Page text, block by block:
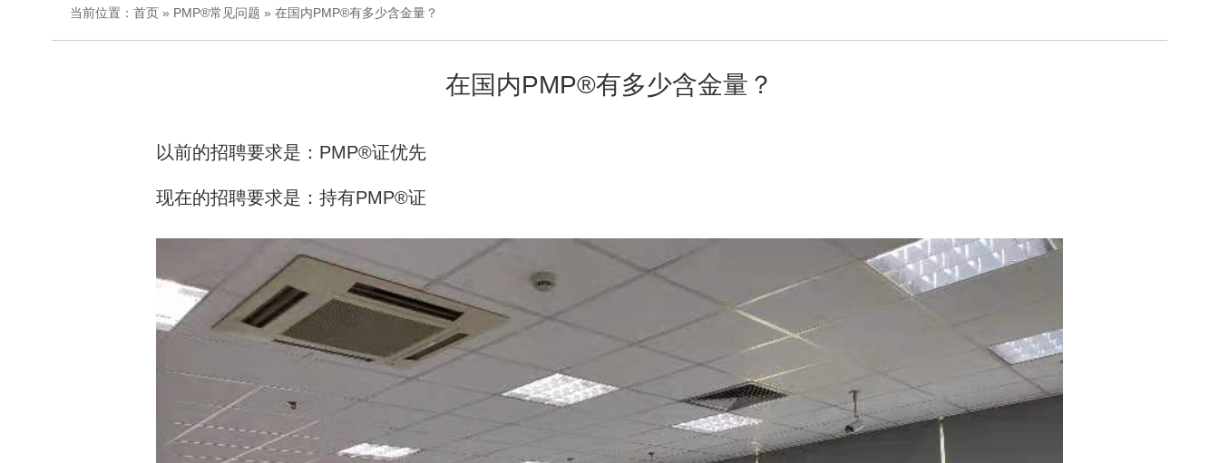
当前位置： 首页 » PMP®常见问题 » 在国内PMP®有多少含金量？
在国内PMP®有多少含金量？
以前的招聘要求是：PMP®证优先
现在的招聘要求是：持有PMP®证